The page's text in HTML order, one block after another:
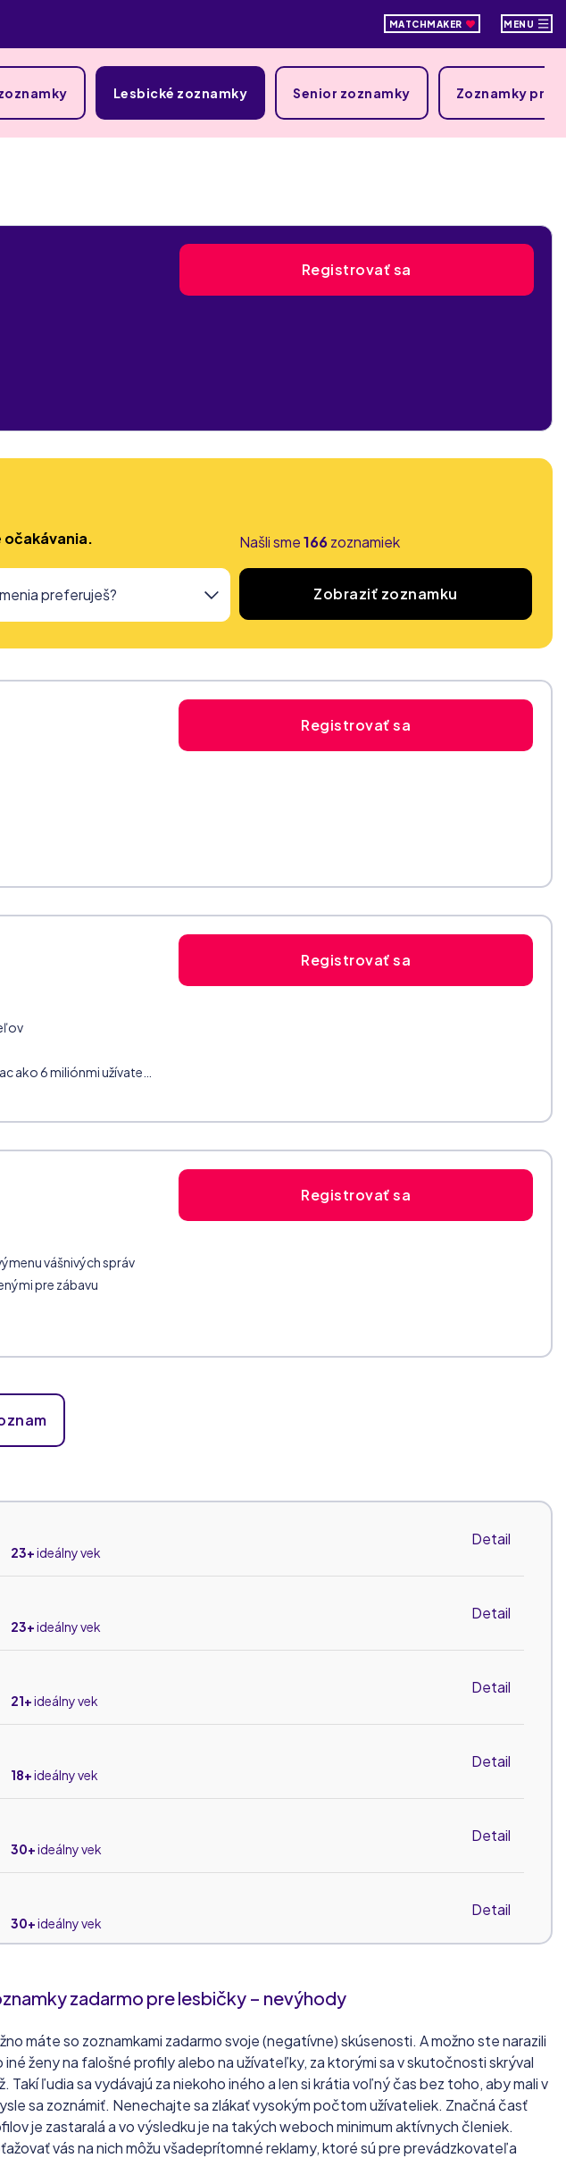
MATCHMAKER MENU
Lesbické zoznamky Senior zoznamky Zoznamky pre
Registrovať sa
Našli sme166zoznamiek
Zobraziť zoznamku
Registrovať sa
Registrovať sa
vášnivých správ
pre zábavu
Registrovať sa
23+ideálny vek
Detail
23+ideálny vek
Detail
21+ideálny vek
Detail
18+ideálny vek
Detail
30+ideálny vek
Detail
30+ideálny vek
Detail
30+ideálny vekzadarmo pre lesbičky – nevýhody
máte so zoznamkami zadarmo svoje (negatívne) skúsenosti. A možno ste narazili
iné ženy na falošné profily alebo na užívateľky, za ktorými sa v skutočnosti skrýval
Takí ľudia sa vydávajú za niekoho iného a len si krátia voľný čas bez toho, aby mali v
sa zoznámiť. Nenechajte sa zlákať vysokým počtom užívateliek. Značná časť
je zastaralá a vo výsledku je na takých weboch minimum aktívnych členiek.
vás na nich môžu všadeprítomné reklamy, ktoré sú pre prevádzkovateľa